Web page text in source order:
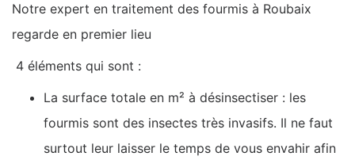
Notre expert en traitement des fourmis à Roubaix
regarde en premier lieu
4 éléments qui sont :
La surface totale en m² à désinsectiser : les
fourmis sont des insectes très invasifs. Il ne faut
surtout leur laisser le temps de vous envahir afin